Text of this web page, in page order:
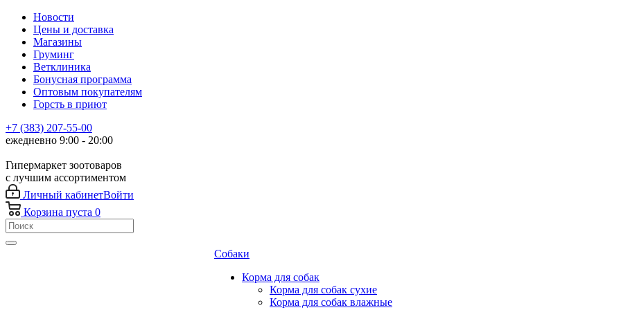
Новости
Цены и доставка
Магазины
Груминг
Ветклиника
Бонусная программа
Оптовым покупателям
Горсть в приют
+7 (383) 207-55-00
ежедневно 9:00 - 20:00
Гипермаркет зоотоваров
с лучшим ассортиментом
Личный кабинетВойти
Корзина пуста 0
Собаки
Корма для собак
Корма для собак сухие
Корма для собак влажные